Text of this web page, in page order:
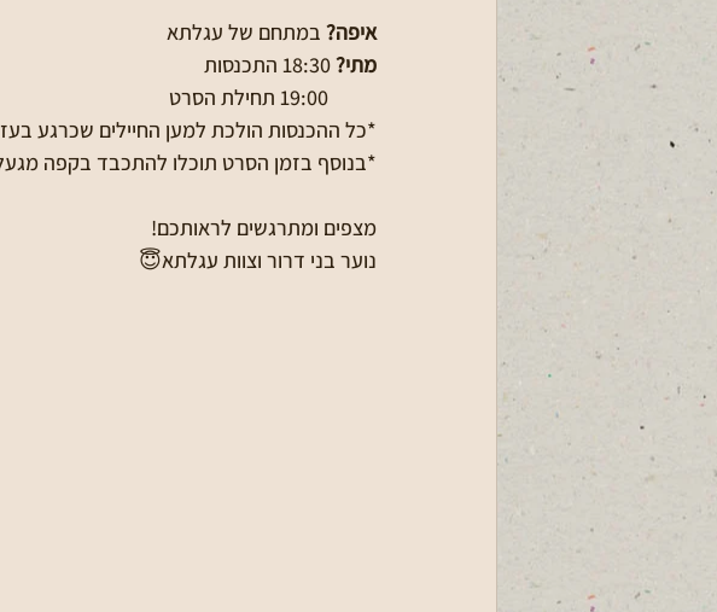
איפה? במתחם של עגלתא
מתי? 18:30 התכנסות
*כל ההכנסות הולכת למען החיילים שכרגע
*בנוסף בזמן הסרט תוכלו להתכבד בקפה מגעלתא, 20% מההכנסות ילכו
מצפים ומתרגשים לראותכם!
נוער בני דרור וצוות עגלתא😇